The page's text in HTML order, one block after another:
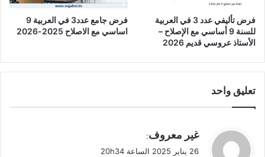
فرض تأليفي عدد 3 في العربية
للسنة 9 أساسي مع الإصلاح –
الأستاذ عروسي قديم 2026
فرض جامع عدد3 في العربية 9
اساسي مع الاصلاح 2025-2026
تعليق واحد
ي
غير معروف:
26 يناير 2025 الساعة 20h34